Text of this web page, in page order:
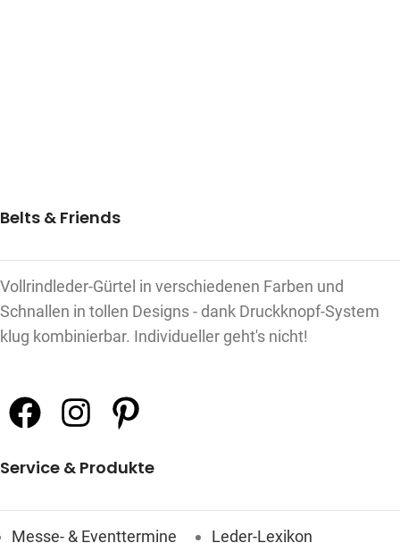
Belts & Friends
Vollrindleder-Gürtel in verschiedenen Farben und
Schnallen in tollen Designs - dank Druckknopf-System
klug kombinierbar. Individueller geht's nicht!
Service & Produkte
Messe- & Eventtermine Leder-Lexikon